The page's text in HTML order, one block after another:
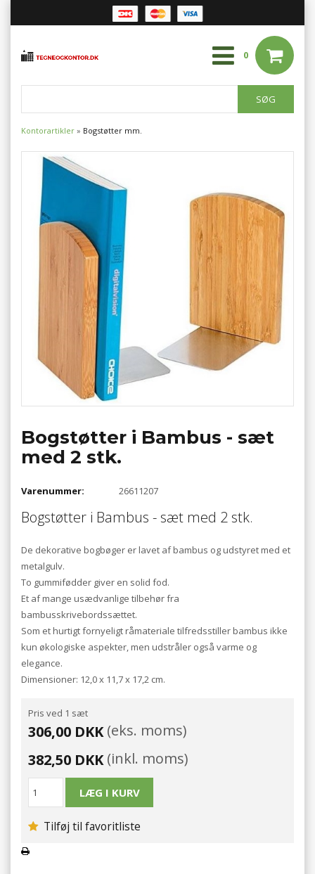
0
Kontorartikler » Bogstøtter mm.
Bogstøtter i Bambus - sæt
med 2 stk.
Varenummer: 26611207
Bogstøtter i Bambus - sæt med 2 stk.
De dekorative bogbøger er lavet af bambus og udstyret med et
metalgulv.
To gummifødder giver en solid fod.
Et af mange usædvanlige tilbehør fra
bambusskrivebordssættet.
Som et hurtigt fornyeligt råmateriale tilfredsstiller bambus ikke
kun økologiske aspekter, men udstråler også varme og
elegance.
Dimensioner: 12,0 x 11,7 x 17,2 cm.
Pris ved 1 sæt
306,00 DKK(eks. moms)
382,50 DKK(inkl. moms)
Tilføj til favoritliste